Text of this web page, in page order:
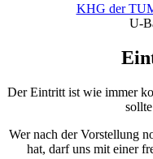
KHG der
U-
Der Eintritt ist wie immer
Wer nach der Vorstellung
hat, darf uns mit einer